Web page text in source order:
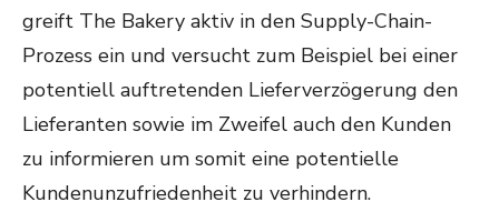
greift The Bakery aktiv in den Supply-Chain-
Prozess ein und versucht zum Beispiel bei einer
potentiell auftretenden Lieferverzögerung den
Lieferanten sowie im Zweifel auch den Kunden
zu informieren um somit eine potentielle
Kundenunzufriedenheit zu verhindern.